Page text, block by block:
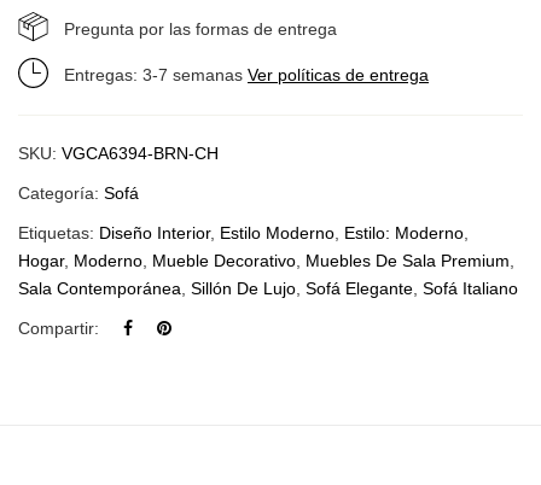
Pregunta por las formas de entrega
Entregas: 3-7 semanas Ver políticas de entrega
SKU: VGCA6394-BRN-CH
Categoría: Sofá
Etiquetas: Diseño Interior, Estilo Moderno Estilo: Moderno
Hogar, Moderno Mueble Decorativo Muebles De Sala Premium
Sala Contemporánea Sillón De Lujo Sofá Elegante Sofá Italiano
Compartir: